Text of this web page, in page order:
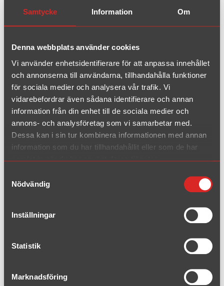
Samtycke Information Om
Denna webbplats använder cookies
Vi använder enhetsidentifierare för att anpassa innehållet
och annonserna till användarna, tillhandahålla funktioner
för sociala medier och analysera vår trafik. Vi
vidarebefordrar även sådana identifierare och annan
information från din enhet till de sociala medier och
annons- och analysföretag som vi samarbetar med.
Dessa kan i sin tur kombinera informationen med annan
information som du har tillhandahållit eller som de har
samlat in när du har använt deras tjänster.
Nödvändig
Inställningar
Statistik
Marknadsföring
Scirocco III
2008 - 2014
Corrado
1988 - 1991(7)
Corrado
1991(8) - 1995
1998 - 2010
B6